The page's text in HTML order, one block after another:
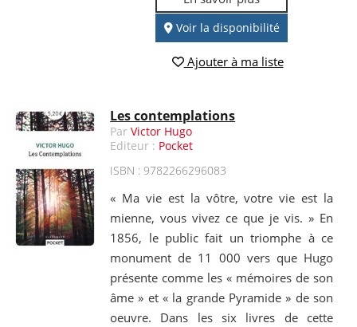
Voir la disponibilité
Ajouter à ma liste
Les contemplations
ParVictor Hugo
Editeur : Pocket
ISBN : 9782266296083
« Ma vie est la vôtre, votre vie est la
mienne, vous vivez ce que je vis. » En
1856, le public fait un triomphe à ce
monument de 11 000 vers que Hugo
présente comme les « mémoires de son
âme » et « la grande Pyramide » de son
oeuvre. Dans les six livres de cette